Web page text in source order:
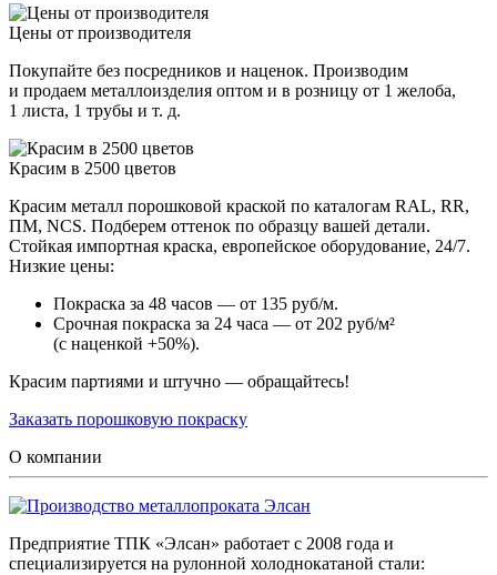
Цены от производителя
Покупайте без посредников и наценок. Производим
и продаем металлоизделия оптом и в розницу от 1 желоба,
1 листа, 1 трубы и т. д.
Красим в 2500 цветов
Красим металл порошковой краской по каталогам RAL, RR,
ПМ, NCS. Подберем оттенок по образцу вашей детали.
Стойкая импортная краска, европейское оборудование, 24/7.
Низкие цены:
Покраска за 48 часов — от 135 руб/м.
Срочная покраска за 24 часа — от 202 руб/м²
(с наценкой +50%).
Красим партиями и штучно — обращайтесь!
Заказать порошковую покраску
О компании
Предприятие ТПК «Элсан» работает с 2008 года и
специализируется на рулонной холоднокатаной стали: